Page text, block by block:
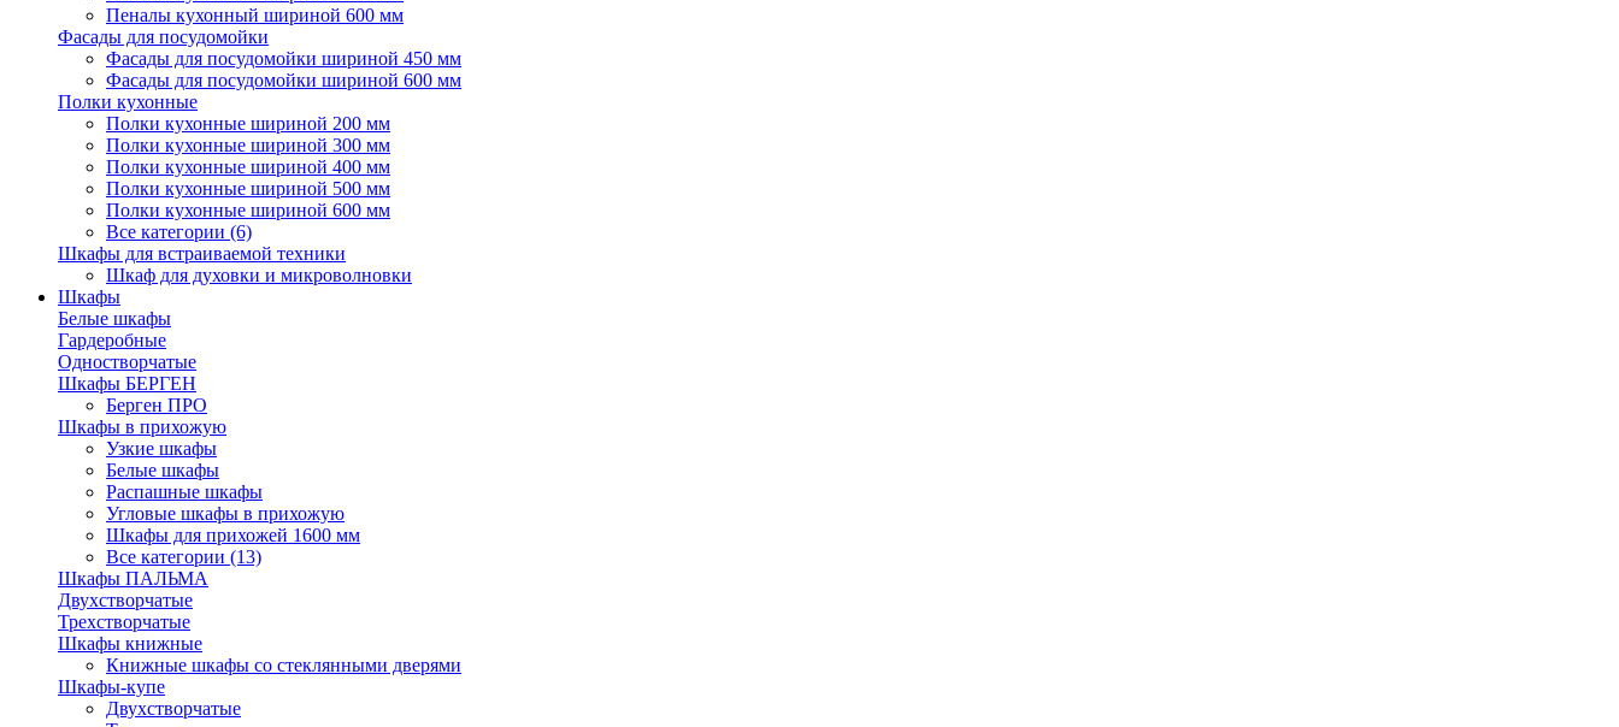
Пеналы кухонный шириной 600 мм
Фасады для посудомойки
Фасады для посудомойки шириной 450 мм
Фасады для посудомойки шириной 600 мм
Полки кухонные
Полки кухонные шириной 200 мм
Полки кухонные шириной 300 мм
Полки кухонные шириной 400 мм
Полки кухонные шириной 500 мм
Полки кухонные шириной 600 мм
Все категории (6)
Шкафы для встраиваемой техники
Шкаф для духовки и микроволновки
Шкафы
Белые шкафы
Гардеробные
Одностворчатые
Шкафы БЕРГЕН
Берген ПРО
Шкафы в прихожую
Узкие шкафы
Белые шкафы
Распашные шкафы
Угловые шкафы в прихожую
Шкафы для прихожей 1600 мм
Все категории (13)
Шкафы ПАЛЬМА
Двухстворчатые
Трехстворчатые
Шкафы книжные
Книжные шкафы со стеклянными дверями
Шкафы-купе
Двухстворчатые